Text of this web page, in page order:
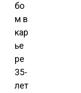
бо
м в
кар
ье
ре
35-
лет